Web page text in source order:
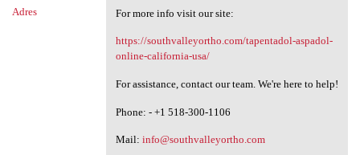
Adres For more info visit our site:
https://southvalleyortho.com/tapentadol-aspadol-
online-california-usa/
For assistance, contact our team. We're here to help!
Phone: - +1 518-300-1106
Mail: info@southvalleyortho.com